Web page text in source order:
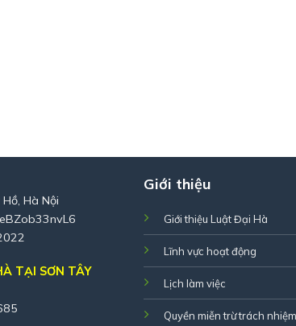
Hà Nội
TẠI SƠN TÂY
Giới thiệu
Giới thiệu Luật Đại Hà
Lĩnh vực hoạt động
Lịch làm việc
Quyền miễn trừ trách nhiệm